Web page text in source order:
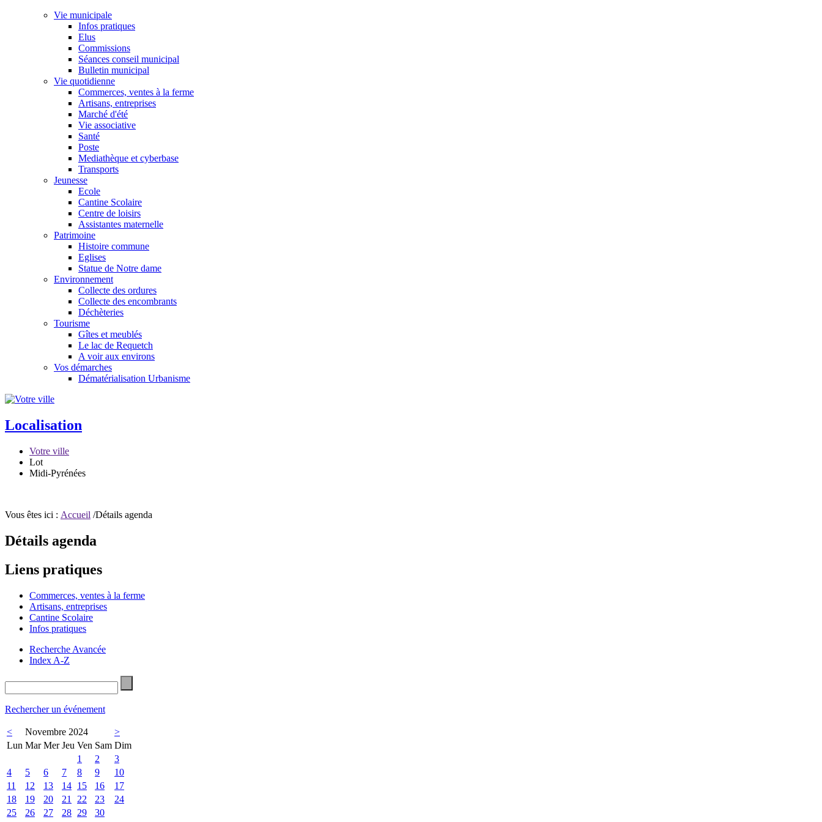
Vie municipale
Infos pratiques
Elus
Commissions
Séances conseil municipal
Bulletin municipal
Vie quotidienne
Commerces, ventes à la ferme
Artisans, entreprises
Marché d'été
Vie associative
Santé
Poste
Mediathèque et cyberbase
Transports
Jeunesse
Ecole
Cantine Scolaire
Centre de loisirs
Assistantes maternelle
Patrimoine
Histoire commune
Eglises
Statue de Notre dame
Environnement
Collecte des ordures
Collecte des encombrants
Déchèteries
Tourisme
Gîtes et meublés
Le lac de Requetch
A voir aux environs
Vos démarches
Dématérialisation Urbanisme
Localisation
Votre ville
Lot
Midi-Pyrénées
Vous êtes ici : Accueil /Détails agenda
Détails agenda
Liens pratiques
Commerces, ventes à la ferme
Artisans, entreprises
Cantine Scolaire
Infos pratiques
Recherche Avancée
Index A-Z
Rechercher un événement
< Novembre 2024
>
Lun Mar Mer Jeu Ven Sam Dim
1
2
3
4
5 6 7 8 9
10
11
12 13 14 15 16
17
18
19 20 21 22 23
24
25
26 27 28 29
30